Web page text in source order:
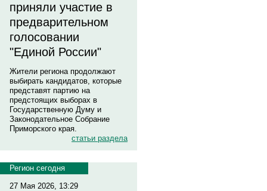
приняли участие в
предварительном
голосовании
"Единой России"
Жители региона продолжают
выбирать кандидатов, которые
представят партию на
предстоящих выборах в
Государственную Думу и
Законодательное Собрание
Приморского края.
статьи раздела
Регион сегодня
27 Мая 2026, 13:29